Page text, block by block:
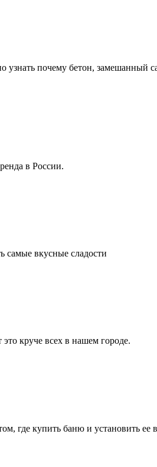
почему бетон, замешанный
в России.
самые вкусные сладости
круче всех в нашем городе.
где купить баню и установить ее